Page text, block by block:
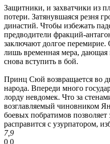
Защитники, и захватчики из
потери. Затянувшаяся резня
династий. Чтобы избежать
предводители фракций-
заключают долгое
лишь временная мера, дающая
снова вступить в бой.
Принц Сюй возвращается во
народа. Впереди много
лорду невдомек. Что за
возглавляемый чиновником
боевых побратимов
расправится с узурпатором,
7,9
0 0